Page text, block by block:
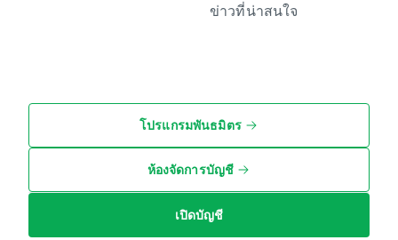
ข่าวที่น่าสนใจ
โปรแกรมพันธมิตร
ห้องจัดการบัญชี
เปิดบัญชี